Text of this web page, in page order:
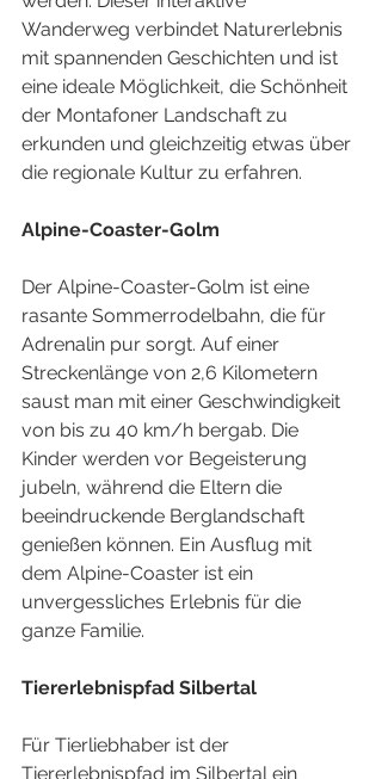
Wanderweg verbindet Naturerlebnis
mit spannenden Geschichten und ist
eine ideale Möglichkeit, die Schönheit
der Montafoner Landschaft zu
erkunden und gleichzeitig etwas über
die regionale Kultur zu erfahren.
Alpine-Coaster-Golm
Der Alpine-Coaster-Golm ist eine
rasante Sommerrodelbahn, die für
Adrenalin pur sorgt. Auf einer
Streckenlänge von 2,6 Kilometern
saust man mit einer Geschwindigkeit
von bis zu 40 km/h bergab. Die
Kinder werden vor Begeisterung
jubeln, während die Eltern die
beeindruckende Berglandschaft
genießen können. Ein Ausflug mit
dem Alpine-Coaster ist ein
unvergessliches Erlebnis für die
ganze Familie.
Tiererlebnispfad Silbertal
Für Tierliebhaber ist der
Tiererlebnispfad im Silbertal ein